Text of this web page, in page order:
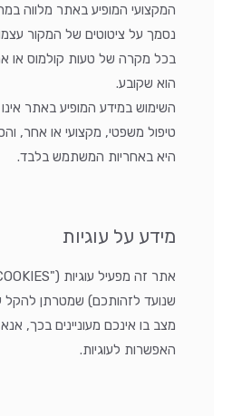
המקצועי המופיע באתר מלווה
נסמך על ציטוטים של המקור
בכל מקרה של טעות קולמוס או
הוא שקובע.
השימוש במידע המופיע באתר אינו
טיפול משפטי, מקצועי או אחר,
היא באחריות המשתמש בלבד.
מידע על עוגיות
שנועד לזהותכם) שמטרתן
מצב בו אינכם מעוניינים בכך,
האפשרות לעוגיות.